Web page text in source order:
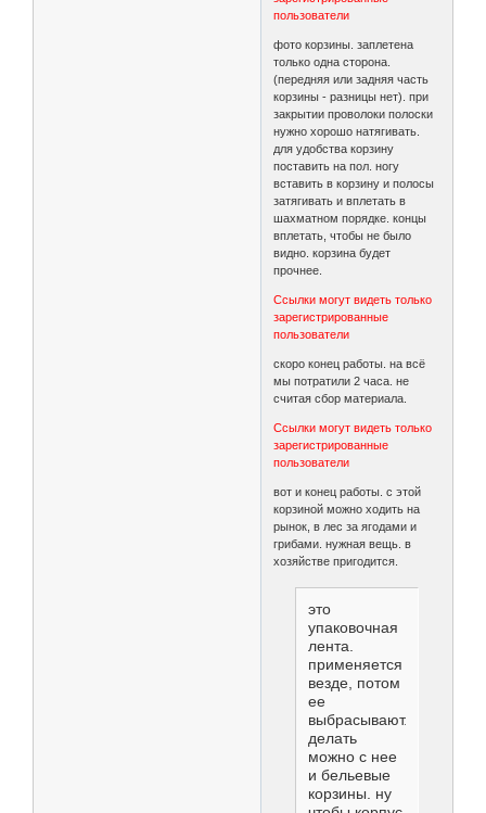
пользователи
фото корзины. заплетена
только одна сторона.
(передняя или задняя часть
корзины - разницы нет). при
закрытии проволоки полоски
нужно хорошо натягивать.
для удобства корзину
поставить на пол. ногу
вставить в корзину и полосы
затягивать и вплетать в
шахматном порядке. концы
вплетать, чтобы не было
видно. корзина будет
прочнее.
Ссылки могут видеть только
зарегистрированные
пользователи
скоро конец работы. на всё
мы потратили 2 часа. не
считая сбор материала.
Ссылки могут видеть только
зарегистрированные
пользователи
вот и конец работы. с этой
корзиной можно ходить на
рынок, в лес за ягодами и
грибами. нужная вещь. в
хозяйстве пригодится.
это
упаковочная
лента.
применяется
везде, потом
ее
выбрасывают.
делать
можно с нее
и бельевые
корзины. ну